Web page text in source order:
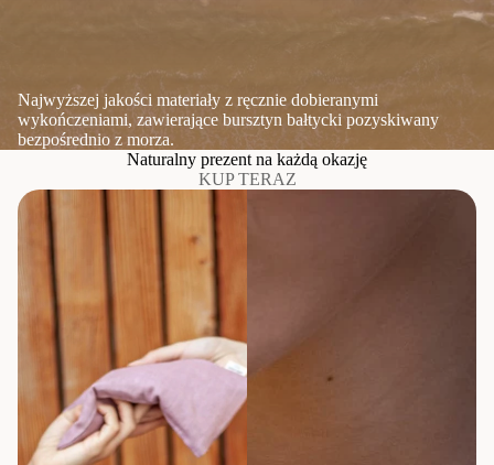
Najwyższej jakości materiały z ręcznie dobieranymi
wykończeniami, zawierające bursztyn bałtycki pozyskiwany
bezpośrednio z morza.
Naturalny prezent na każdą okazję
KUP TERAZ